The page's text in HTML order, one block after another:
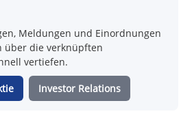
Meldungen und Einordnungen
über die verknüpften
vertiefen.
Investor Relations